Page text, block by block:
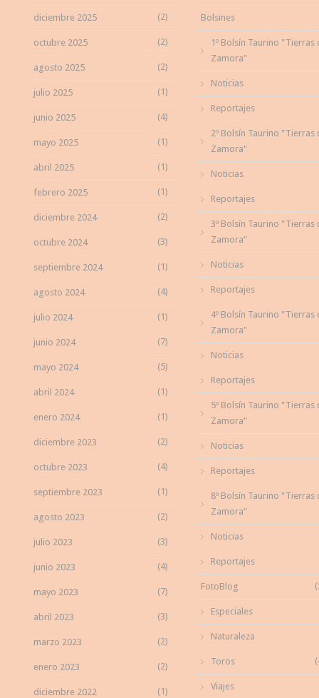
diciembre 2025 (2)
octubre 2025 (2)
agosto 2025 (2)
julio 2025 (1)
junio 2025 (4)
mayo 2025 (1)
abril 2025 (1)
febrero 2025 (1)
diciembre 2024 (2)
octubre 2024 (3)
septiembre 2024 (1)
agosto 2024 (4)
julio 2024 (1)
junio 2024 (7)
mayo 2024 (5)
abril 2024 (1)
enero 2024 (1)
diciembre 2023 (2)
octubre 2023 (4)
septiembre 2023 (1)
agosto 2023 (2)
julio 2023 (3)
junio 2023 (4)
mayo 2023 (7)
abril 2023 (3)
marzo 2023 (2)
enero 2023 (2)
diciembre 2022 (1)
Bolsines
1º Bolsín Taurino "Tierras
Zamora"
Noticias
Reportajes
2º Bolsín Taurino "Tierras
Zamora"
Noticias
Reportajes
3º Bolsín Taurino "Tierras
Zamora"
Noticias
Reportajes
4º Bolsín Taurino "Tierras
Zamora"
Noticias
Reportajes
5º Bolsín Taurino "Tierras
Zamora"
Noticias
Reportajes
8º Bolsín Taurino "Tierras
Zamora"
Noticias
Reportajes
FotoBlog
Especiales
Naturaleza
Toros
Viajes